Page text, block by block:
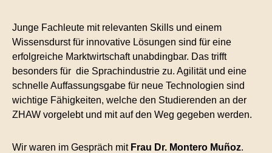
Junge Fachleute mit relevanten Skills und einem
Wissensdurst für innovative Lösungen sind für eine
erfolgreiche Marktwirtschaft unabdingbar. Das trifft
besonders für die Sprachindustrie zu. Agilität und eine
schnelle Auffassungsgabe für neue Technologien sind
wichtige Fähigkeiten, welche den Studierenden an der
ZHAW vorgelebt und mit auf den Weg gegeben werden.
Wir waren im Gespräch mit Frau Dr. Montero Muñoz.